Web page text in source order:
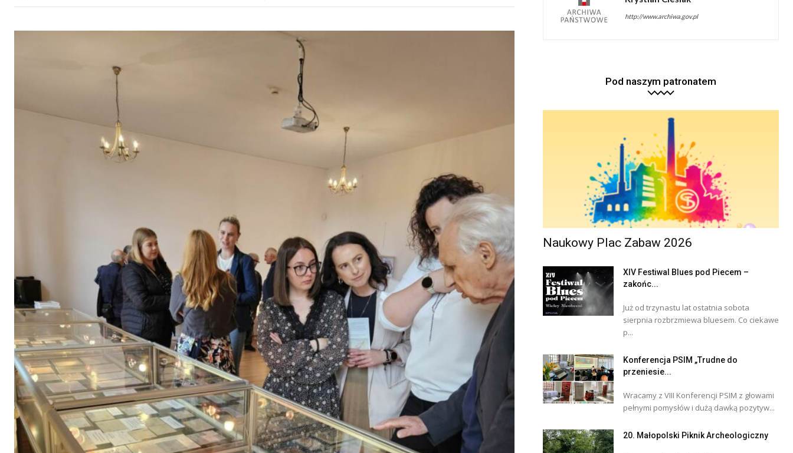
http://www.archiwa.gov.pl
Pod naszym patronatem
Naukowy Plac Zabaw 2026
XIV Festiwal Blues pod Piecem –
zakońc...
Już od trzynastu lat ostatnia sobota
sierpnia rozbrzmiewa bluesem. Co ciekawe
p...
Konferencja PSIM „Trudne do
przeniesie...
Wracamy z VIII Konferencji PSIM z głowami
pełnymi pomysłów i dużą dawką pozytyw...
20. Małopolski Piknik Archeologiczny